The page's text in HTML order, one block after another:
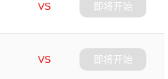
VS
即将开始
VS
即将开始